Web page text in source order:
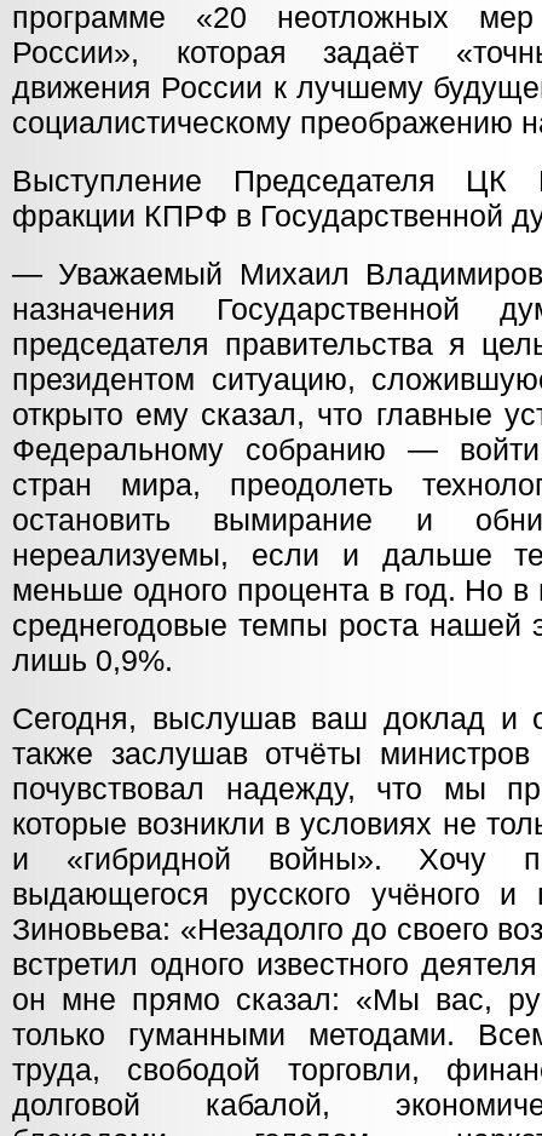
программе «20 неотложных
России», которая задаёт
движения России к лучшему
социалистическому преображению
Выступление Председателя ЦК
фракции КПРФ в Государственной
— Уважаемый Михаил
назначения Государственной
председателя правительства я
президентом ситуацию,
открыто ему сказал, что главные
Федеральному собранию —
стран мира, преодолеть
остановить вымирание и
нереализуемы, если и дальше
меньше одного процента в год. Но в
среднегодовые темпы роста нашей
лишь 0,9%.
Сегодня, выслушав ваш доклад и
также заслушав отчёты
почувствовал надежду, что мы
которые возникли в условиях не
и «гибридной войны». Хочу
выдающегося русского учёного и
Зиновьева: «Незадолго до своего
встретил одного известного
он мне прямо сказал: «Мы вас,
только гуманными методами.
труда, свободой торговли,
долговой кабалой,